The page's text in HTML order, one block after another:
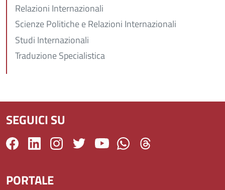
Relazioni Internazionali
Scienze Politiche e Relazioni Internazionali
Studi Internazionali
Traduzione Specialistica
SEGUICI SU
PORTALE